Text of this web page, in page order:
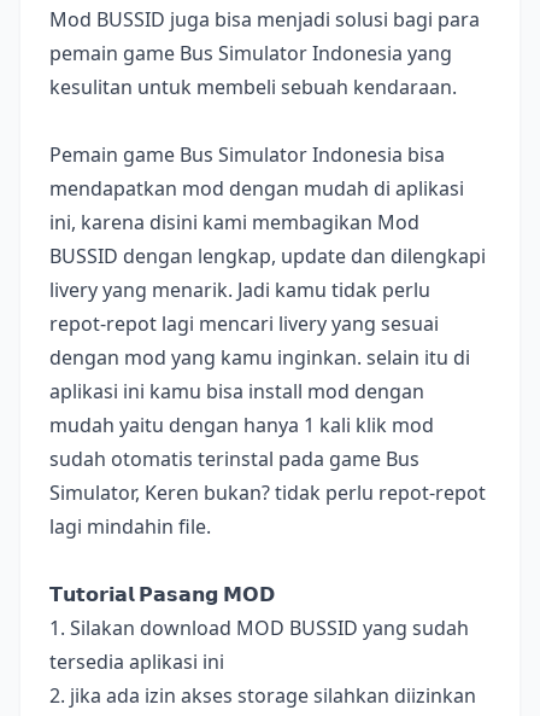
Mod BUSSID juga bisa menjadi solusi bagi para
pemain game Bus Simulator Indonesia yang
kesulitan untuk membeli sebuah kendaraan.
Pemain game Bus Simulator Indonesia bisa
mendapatkan mod dengan mudah di aplikasi
ini, karena disini kami membagikan Mod
BUSSID dengan lengkap, update dan dilengkapi
livery yang menarik. Jadi kamu tidak perlu
repot-repot lagi mencari livery yang sesuai
dengan mod yang kamu inginkan. selain itu di
aplikasi ini kamu bisa install mod dengan
mudah yaitu dengan hanya 1 kali klik mod
sudah otomatis terinstal pada game Bus
Simulator, Keren bukan? tidak perlu repot-repot
lagi mindahin file.
𝗧𝘂𝘁𝗼𝗿𝗶𝗮𝗹 𝗣𝗮𝘀𝗮𝗻𝗴 𝗠𝗢𝗗
1. Silakan download MOD BUSSID yang sudah
tersedia aplikasi ini
2. jika ada izin akses storage silahkan diizinkan